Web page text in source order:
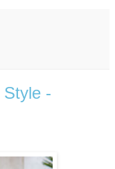
-